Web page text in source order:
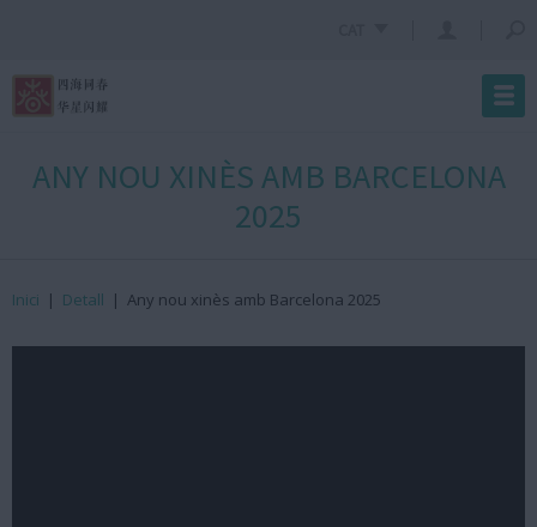
ANY NOU XINÈS AMB BARCELONA
2025
Inici | Detall | Any nou xinès amb Barcelona 2025